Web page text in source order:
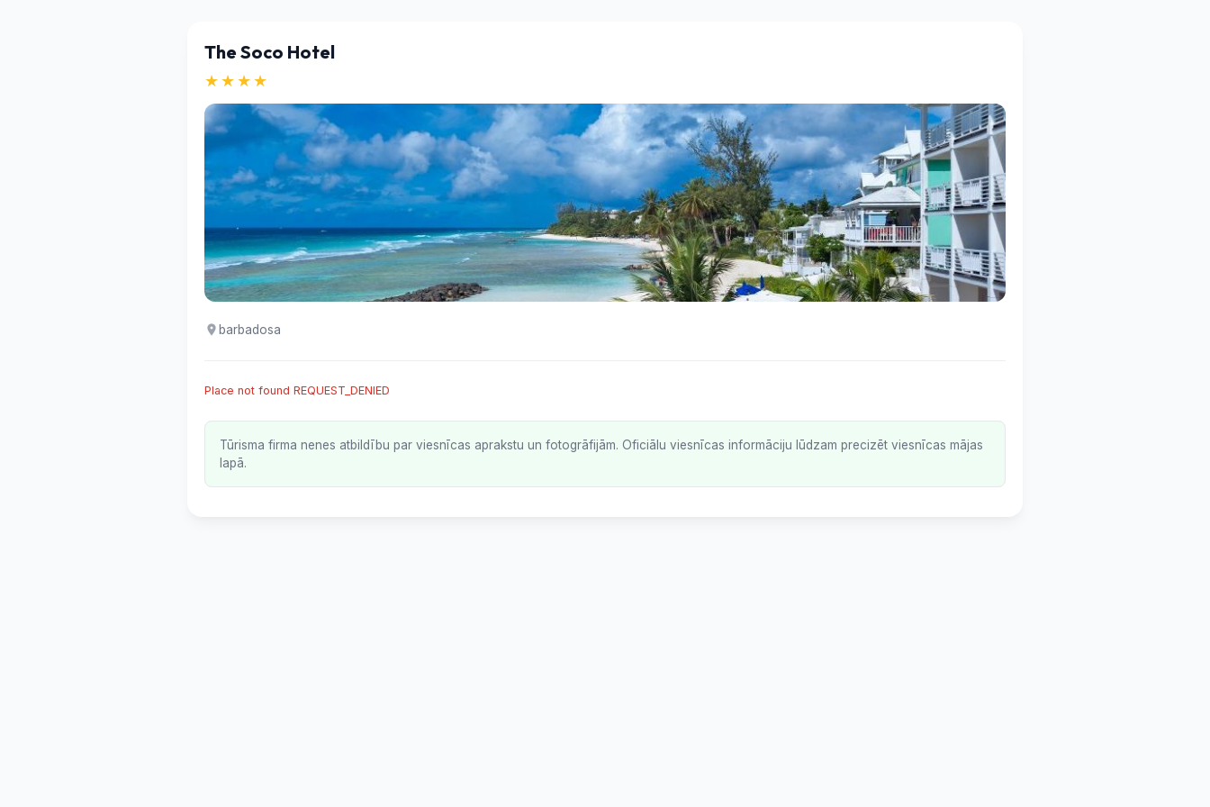
The Soco Hotel
★★★★
barbadosa
Place not found REQUEST_DENIED
Tūrisma firma nenes atbildību par viesnīcas aprakstu un fotogrāfijām. Oficiālu viesnīcas informāciju lūdzam precizēt viesnīcas mājas
lapā.